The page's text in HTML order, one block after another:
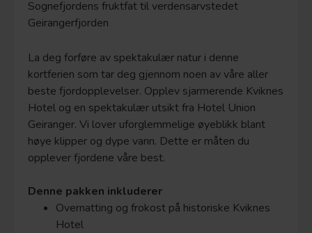
Sognefjordens fruktfat til verdensarvstedet
Geirangerfjorden
La deg forføre av spektakulær natur i denne
kortferien som tar deg gjennom noen av våre aller
beste fjordopplevelser. Opplev sjarmerende Kviknes
Hotel og en spektakulær utsikt fra Hotel Union
Geiranger. Vi lover uforglemmelige øyeblikk blant
høye klipper og dype vann. Dette er måten du
opplever fjordene våre best.
Denne pakken inkluderer
Overnatting og frokost på historiske Kviknes
Hotel